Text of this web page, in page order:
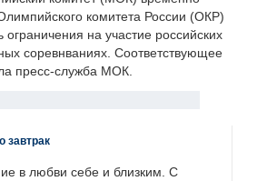
комитета России (ОКР)
на участие российских
соревнваниях. Соответствующее
пресс-служба МОК.
завтрак
в любви себе и близким. С